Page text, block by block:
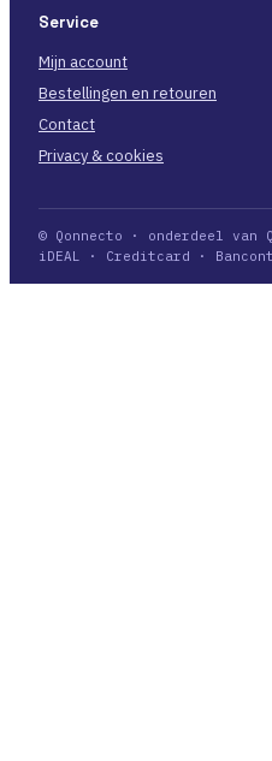
Service
Mijn account
Bestellingen en retouren
Contact
Privacy & cookies
© Qonnecto · onderdeel van
iDEAL · Creditcard ·